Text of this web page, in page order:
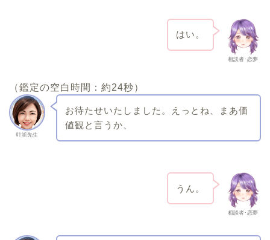
相談者･恋夢
はい。
（鑑定の空白時間：約24秒）
叶祈先生
お待たせいたしました。えっとね、まあ価
値観と言うか、
相談者･恋夢
うん。